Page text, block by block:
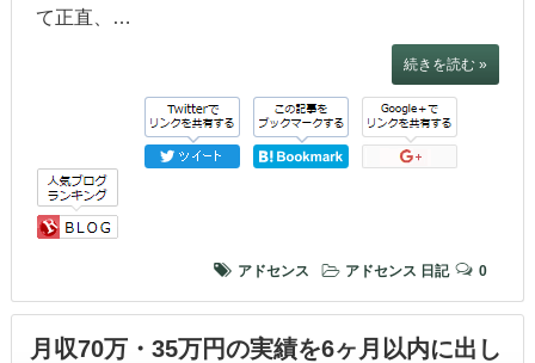
て正直、…
続きを読む »
アドセンス アドセンス 日記 0
月収70万・35万円の実績を6ヶ月以内に出し